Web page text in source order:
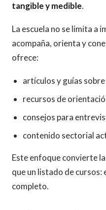
tangible y medible.
La escuela no se limita a
acompaña, orienta y
ofrece:
artículos y guías
recursos de
consejos para
contenido sectorial
Este enfoque convierte
que un listado de cursos:
completo.